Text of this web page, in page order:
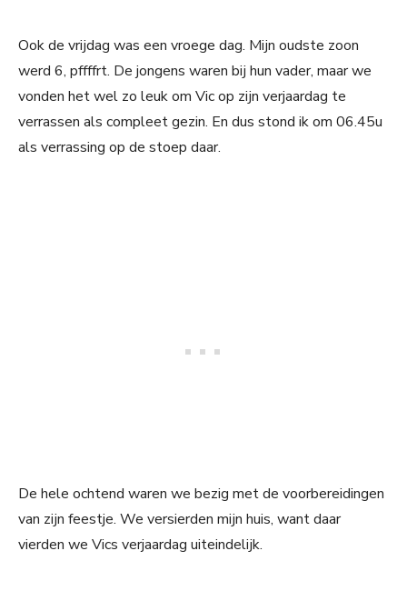
Ook de vrijdag was een vroege dag. Mijn oudste zoon
werd 6, pffffrt. De jongens waren bij hun vader, maar we
vonden het wel zo leuk om Vic op zijn verjaardag te
verrassen als compleet gezin. En dus stond ik om 06.45u
als verrassing op de stoep daar.
De hele ochtend waren we bezig met de voorbereidingen
van zijn feestje. We versierden mijn huis, want daar
vierden we Vics verjaardag uiteindelijk.